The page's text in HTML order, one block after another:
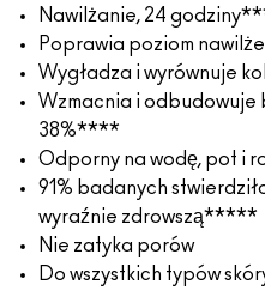
Nawilżanie, 24
Poprawia poziom
Wygładza i wyrównuje
Wzmacnia i odbudowuje
38%****
Odporny na wodę, pot i
91% badanych
wyraźnie zdrowszą*****
Nie zatyka porów
Do wszystkich typów